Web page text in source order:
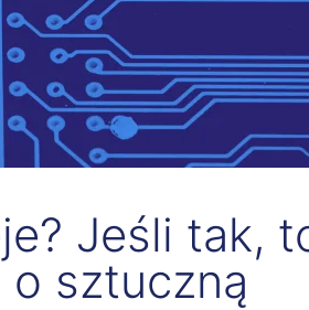
Jeśli tak,
sztuczną